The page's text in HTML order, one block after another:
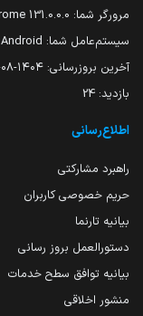
مرورگر شما: 131.0.0.0 Chrome
سیستم‌عامل شما: Android
آخرین بروزرسانی: ۱۴۰۴-۰۸-۰۶
بازدید: 24
اطلاع‌رسانی
راهبرد مشارکتی
حریم خصوصی کاربران
بیانیه تارنما
دستورالعمل بروز رسانی
بیانیه توافق سطح خدمات
منشور اخلاقی